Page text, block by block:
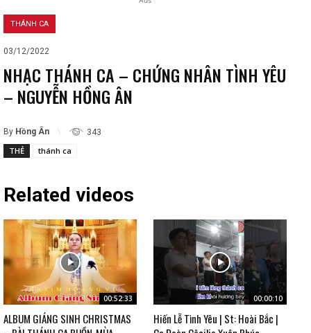
THÁNH CA
03/12/2022
NHẠC THÁNH CA – CHỨNG NHÂN TÌNH YÊU
– NGUYỄN HỒNG ÂN
By Hồng Ân 343
THẺ thánh ca
Related videos
00:52:33
ALBUM GIÁNG SINH CHRISTMAS
00:00:10
Hiến Lễ Tình Yêu | St: Hoài Bắc |